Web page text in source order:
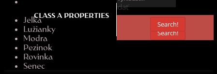
Vyhľadať
Search!
CLASS A PROPERTIES
Vyhľadať
Search!
Jelka
Lužianky
Modra
Pezinok
Rovinka
Senec